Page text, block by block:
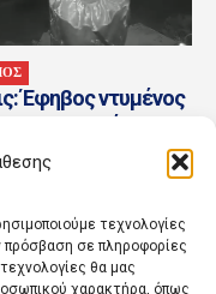
τεχνολογίες
σε πληροφορίες
θα μας
χαρακτήρα, όπως
Έφηβος ντυμένος
κατηγορείται για
78χρονου